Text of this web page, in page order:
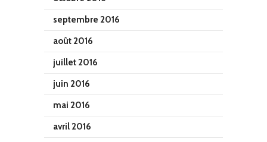
septembre 2016
août 2016
juillet 2016
juin 2016
mai 2016
avril 2016